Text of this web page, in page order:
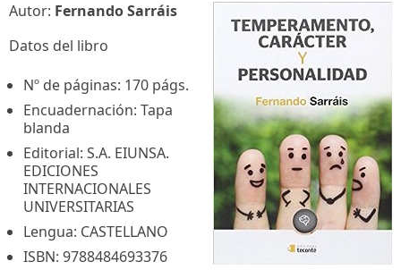
Autor: Fernando Sarráis
Datos del libro
Nº de páginas: 170 págs.
Encuadernación: Tapa
blanda
Editorial: S.A. EIUNSA.
EDICIONES
INTERNACIONALES
UNIVERSITARIAS
Lengua: CASTELLANO
ISBN: 9788484693376